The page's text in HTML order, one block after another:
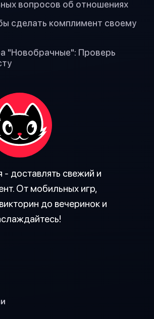
вопросов об отношениях
сделать комплимент своему
"Новобрачные": Проверь
доставлять свежий и
От мобильных игр,
до вечеринок и